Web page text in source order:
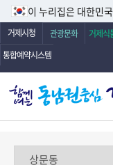
이 누리집은 대한민
거제시청 관광문화 거제식
통합예약시스템